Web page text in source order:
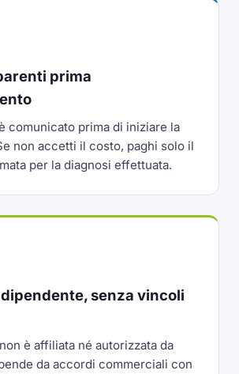
prima
comunicato prima di iniziare la
non accetti il costo, paghi solo il
per la diagnosi effettuata.
senza vincoli
è affiliata né autorizzata da
da accordi commerciali con